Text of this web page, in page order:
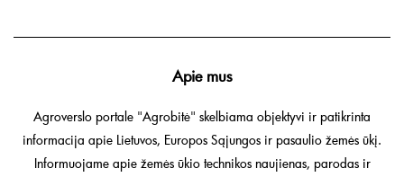
Apie mus
Agroverslo portale "Agrobitė" skelbiama objektyvi ir patikrinta
informacija apie Lietuvos, Europos Sąjungos ir pasaulio žemės ūkį.
Informuojame apie žemės ūkio technikos naujienas, parodas ir